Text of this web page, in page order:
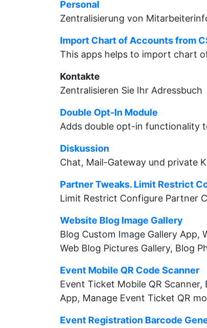
Personal
Zentralisierung von
Import Chart of Accounts from
This apps helps to import chart
Kontakte
Zentralisieren Sie Ihr Adressbuch
Double Opt-In Module
Adds double opt-in functionality
Diskussion
Chat, Mail-Gateway und private
Partner Tweaks. Limit Restrict
Limit Restrict Configure Partner
Website Blog Image Gallery
Blog Custom Image Gallery App,
Web Blog Pictures Gallery, Blog
Event Mobile QR Code Scanner
Event Ticket Mobile QR Scanner,
App, Manage Event Ticket QR
Event Registration Barcode